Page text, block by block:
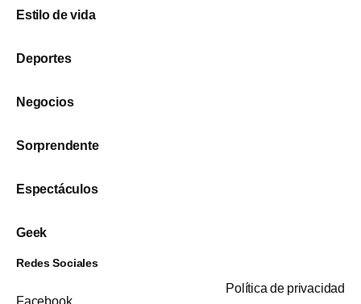
Estilo de vida
Deportes
Negocios
Sorprendente
Espectáculos
Geek
Redes Sociales
Política de privacidad